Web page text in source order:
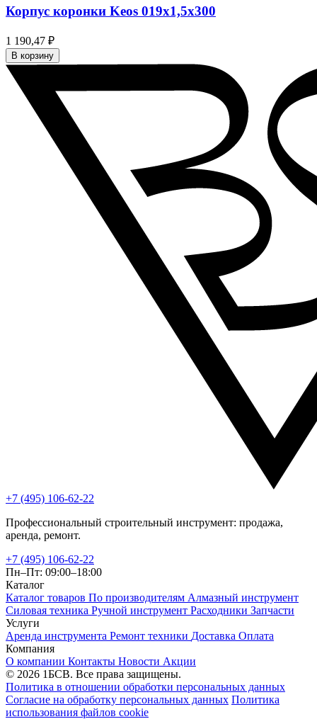
Корпус коронки Keos 019x1,5x300
1 190,47 ₽
В корзину
+7 (495) 106-62-22
Профессиональный строительный инструмент: продажа,
аренда, ремонт.
+7 (495) 106-62-22
Пн–Пт: 09:00–18:00
Каталог
Каталог товаров По производителям Алмазный инструмент
Силовая техника Ручной инструмент Расходники Запчасти
Услуги
Аренда инструмента Ремонт техники Доставка Оплата
Компания
О компании Контакты Новости Акции
© 2026 1БСВ. Все права защищены.
Политика в отношении обработки персональных данных
Согласие на обработку персональных данных Политика
использования файлов cookie